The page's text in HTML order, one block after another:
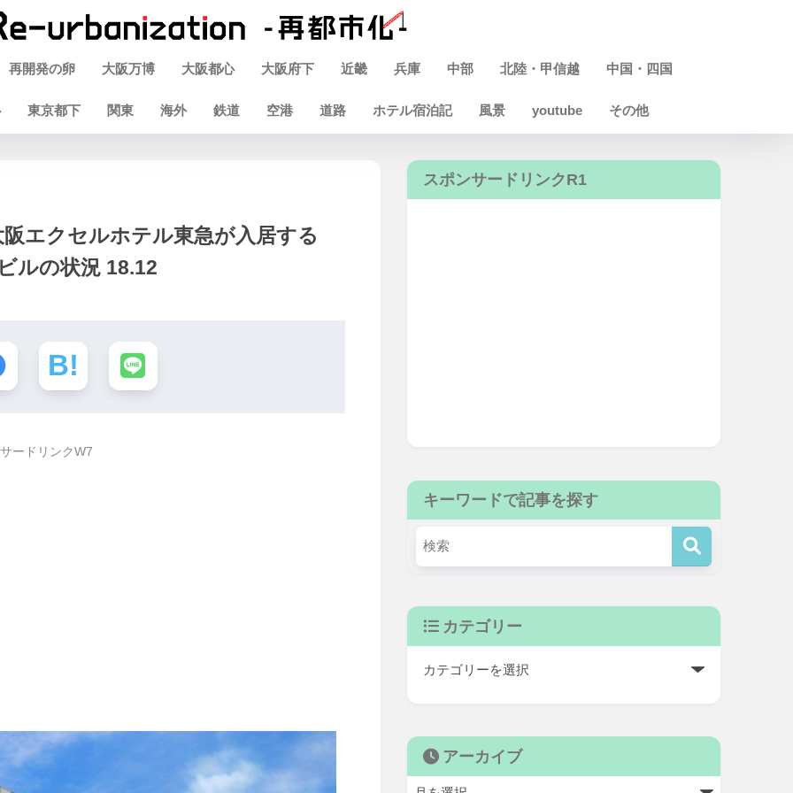
再開発の卵 大阪万博 大阪都心 大阪府下 近畿 兵庫 中部 北陸・甲信越 中国・四国
東京都下 関東 海外 鉄道 空港 道路 ホテル宿泊記 風景 youtube その他
エクセルホテル東急が入居する
ルの状況 18.12
ードリンクW7
スポンサードリンクR1
キーワードで記事を探す
カテゴリー
アーカイブ